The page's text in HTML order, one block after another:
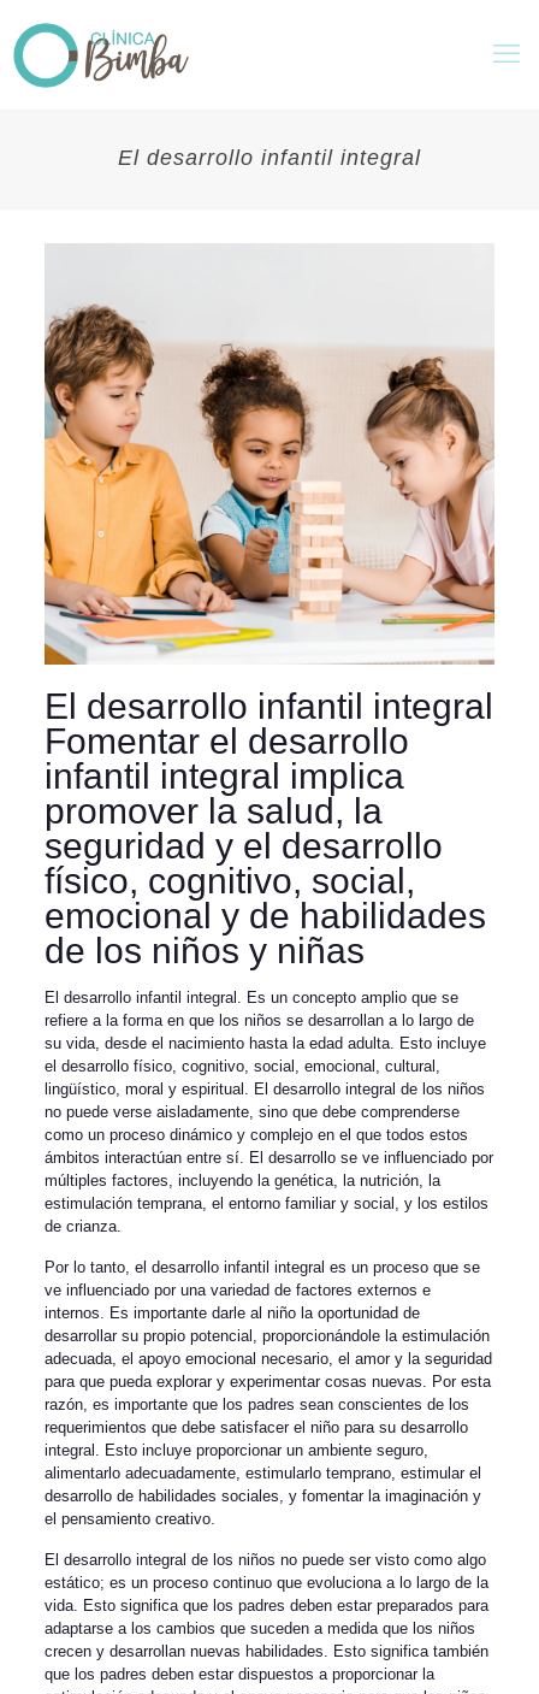
El desarrollo infantil integral
El desarrollo infantil integral
Fomentar el desarrollo
infantil integral implica
promover la salud, la
seguridad y el desarrollo
físico, cognitivo, social,
emocional y de habilidades
de los niños y niñas
El desarrollo infantil integral. Es un concepto amplio que se
refiere a la forma en que los niños se desarrollan a lo largo de
su vida, desde el nacimiento hasta la edad adulta. Esto incluye
el desarrollo físico, cognitivo, social, emocional, cultural,
lingüístico, moral y espiritual. El desarrollo integral de los niños
no puede verse aisladamente, sino que debe comprenderse
como un proceso dinámico y complejo en el que todos estos
ámbitos interactúan entre sí. El desarrollo se ve influenciado por
múltiples factores, incluyendo la genética, la nutrición, la
estimulación temprana, el entorno familiar y social, y los estilos
de crianza.
Por lo tanto, el desarrollo infantil integral es un proceso que se
ve influenciado por una variedad de factores externos e
internos. Es importante darle al niño la oportunidad de
desarrollar su propio potencial, proporcionándole la estimulación
adecuada, el apoyo emocional necesario, el amor y la seguridad
para que pueda explorar y experimentar cosas nuevas. Por esta
razón, es importante que los padres sean conscientes de los
requerimientos que debe satisfacer el niño para su desarrollo
integral. Esto incluye proporcionar un ambiente seguro,
alimentarlo adecuadamente, estimularlo temprano, estimular el
desarrollo de habilidades sociales, y fomentar la imaginación y
el pensamiento creativo.
El desarrollo integral de los niños no puede ser visto como algo
estático; es un proceso continuo que evoluciona a lo largo de la
vida. Esto significa que los padres deben estar preparados para
adaptarse a los cambios que suceden a medida que los niños
crecen y desarrollan nuevas habilidades. Esto significa también
que los padres deben estar dispuestos a proporcionar la